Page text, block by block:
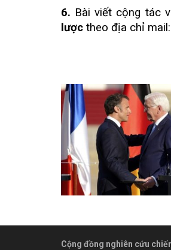
6. Bài viết cộng tác
lược theo địa chỉ mail:
Cộng đồng nghiên cứu